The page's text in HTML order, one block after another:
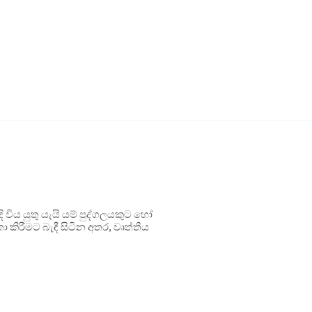
යුතු යැයි යම් පුද්ගලයකුට හෝ
කිරීමට බැඳී සිටින අතර, වෘත්තීය